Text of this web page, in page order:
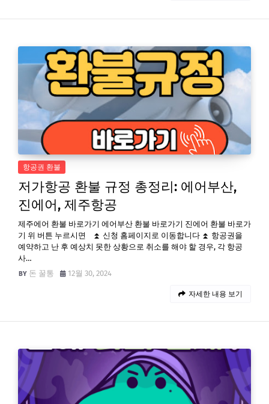
항공권 환불
저가항공 환불 규정 총정리: 에어부산,
진에어, 제주항공
제주에어 환불 바로가기 에어부산 환불 바로가기 진에어 환불 바로가
기 위 버튼 누르시면 ⏫ 신청 홈페이지로 이동합니다 ⏫ 항공권을
예약하고 난 후 예상치 못한 상황으로 취소를 해야 할 경우, 각 항공
사…
돈 꿀통
12월 30, 2024
자세한 내용 보기